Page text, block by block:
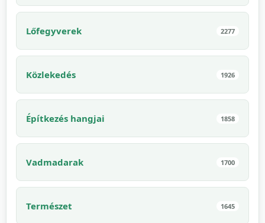
Lőfegyverek 2277
Közlekedés 1926
Építkezés hangjai 1858
Vadmadarak 1700
Természet 1645